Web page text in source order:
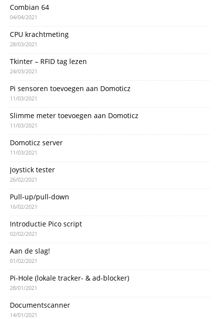
Combian 64
04/04/2021
CPU krachtmeting
28/03/2021
Tkinter – RFID tag lezen
24/03/2021
Pi sensoren toevoegen aan Domoticz
11/03/2021
Slimme meter toevoegen aan Domoticz
11/03/2021
Domoticz server
11/03/2021
Joystick tester
26/02/2021
Pull-up/pull-down
16/02/2021
Introductie Pico script
02/02/2021
Aan de slag!
01/02/2021
Pi-Hole (lokale tracker- & ad-blocker)
28/01/2021
Documentscanner
14/01/2021